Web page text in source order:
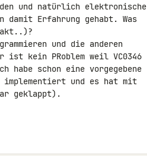
und natürlich elektronische
damit Erfahrung gehabt. Was
und die anderen
kein PRoblem weil VC0346
habe schon eine vorgegebene
implementiert und es hat mit
geklappt).